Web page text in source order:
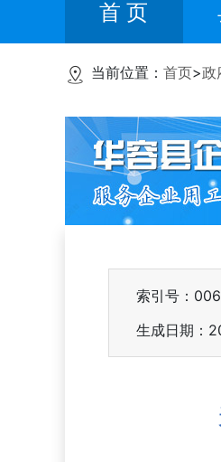
首 页
当前位置： 首页>政
索引号：
生成日期：